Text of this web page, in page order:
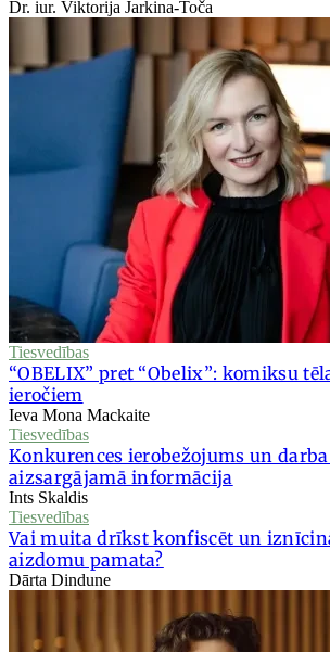
Dr. iur. Viktorija Jarkina-Toča
Tiesvedības
“OBELIX” pret “Obelix”: komiksu
ieročiem
Ieva Mona Mackaite
Tiesvedības
Konkurences ierobežojums un darba
aizsargājamā informācija
Ints Skaldis
Tiesvedības
Vai muita drīkst konfiscēt un
aizdomu pamata?
Dārta Dindune